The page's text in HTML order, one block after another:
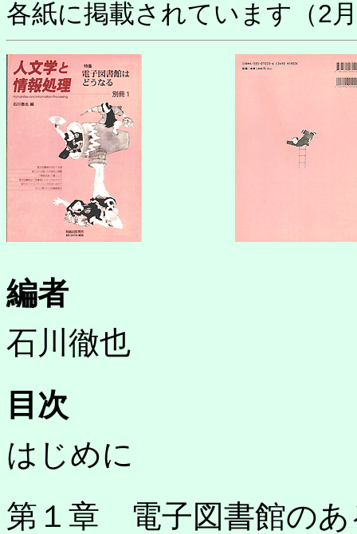
各紙に掲載されています（2
編者
石川徹也
目次
はじめに
第１章 電子図書館のあ